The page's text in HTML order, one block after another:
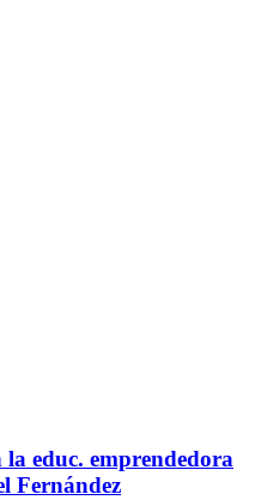
educ. emprendedora
Fernández